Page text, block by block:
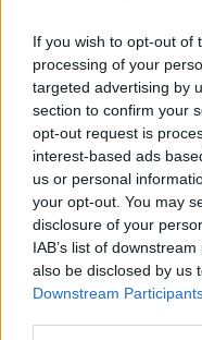
If you wish to opt-out of
processing of your
targeted advertising by
section to confirm your
opt-out request is
interest-based ads
us or personal
your opt-out. You may
disclosure of your
IAB’s list of
also be disclosed by us
Downstream